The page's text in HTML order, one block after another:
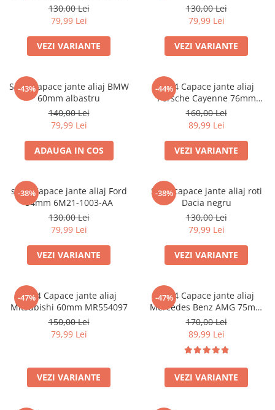
130,00 Lei
79,99 Lei
VEZI VARIANTE
130,00 Lei
79,99 Lei
VEZI VARIANTE
-43%
Set 4 Capace jante aliaj BMW
60mm albastru
140,00 Lei
79,99 Lei
ADAUGA IN COS
-44%
set 4 Capace jante aliaj
Porsche Cayenne 76mm
7L5601149
160,00 Lei
89,99 Lei
VEZI VARIANTE
-38%
set 4 Capace jante aliaj Ford
54mm 6M21-1003-AA
130,00 Lei
79,99 Lei
VEZI VARIANTE
-38%
Set 4 capace jante aliaj roti
Dacia negru
130,00 Lei
79,99 Lei
VEZI VARIANTE
-47%
set 4 Capace jante aliaj
Mitsubishi 60mm MR554097
150,00 Lei
79,99 Lei
VEZI VARIANTE
-47%
set 4 Capace jante aliaj
Mercedes Benz AMG 75mm
(inel prindere) A0004003100
170,00 Lei
89,99 Lei
VEZI VARIANTE